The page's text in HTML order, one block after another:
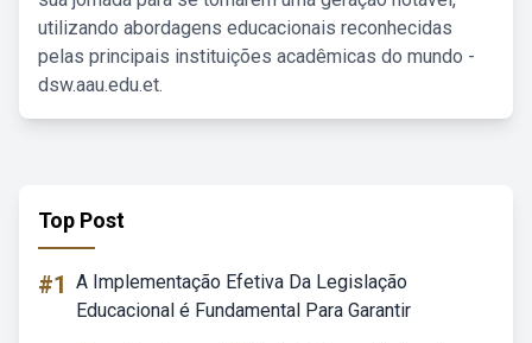
utilizando abordagens educacionais reconhecidas
pelas principais instituições acadêmicas do mundo -
dsw.aau.edu.et.
Top Post
#1 A Implementação Efetiva Da Legislação
Educacional é Fundamental Para Garantir